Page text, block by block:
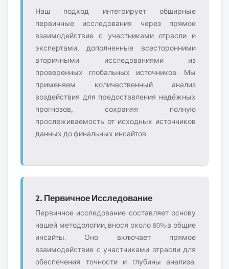
Наш подход интегрирует обширные
первичные исследования через прямое
взаимодействие с участниками отрасли и
экспертами, дополненные всесторонними
вторичными исследованиями из
проверенных глобальных источников. Мы
применяем количественный анализ
воздействия для предоставления надёжных
прогнозов, сохраняя полную
прослеживаемость от исходных источников
данных до финальных инсайтов.
2. Первичное Исследование
Первичное исследование составляет основу
нашей методологии, внося около 80% в общие
инсайты. Оно включает прямое
взаимодействие с участниками отрасли для
обеспечения точности и глубины анализа.